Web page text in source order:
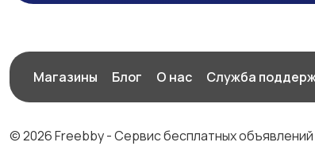
Магазины Блог О нас Служба
© 2026 Freebby - Сервис бесплатных